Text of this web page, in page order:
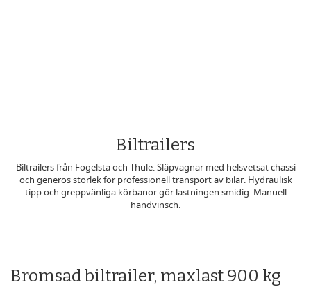
Biltrailers
Biltrailers från Fogelsta och Thule. Släpvagnar med helsvetsat chassi
och generös storlek för professionell transport av bilar. Hydraulisk
tipp och greppvänliga körbanor gör lastningen smidig. Manuell
handvinsch.
Bromsad biltrailer, maxlast 900 kg